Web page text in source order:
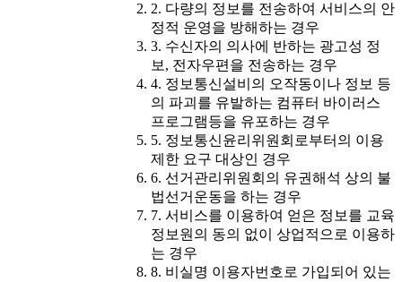
2. 다량의 정보를 전송하여 서비스의 안
정적 운영을 방해하는 경우
3. 수신자의 의사에 반하는 광고성 정
보, 전자우편을 전송하는 경우
4. 정보통신설비의 오작동이나 정보 등
의 파괴를 유발하는 컴퓨터 바이러스
프로그램등을 유포하는 경우
5. 정보통신윤리위원회로부터의 이용
제한 요구 대상인 경우
6. 선거관리위원회의 유권해석 상의 불
법선거운동을 하는 경우
7. 서비스를 이용하여 얻은 정보를 교육
정보원의 동의 없이 상업적으로 이용하
는 경우
8. 비실명 이용자번호로 가입되어 있는